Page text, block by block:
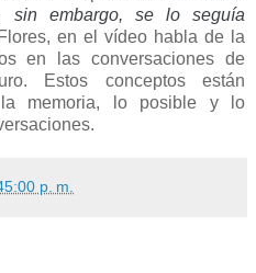
sin embargo, se lo seguía
Flores, en el vídeo habla de la
en las conversaciones de
Estos conceptos están
la memoria, lo posible y lo
p. m.